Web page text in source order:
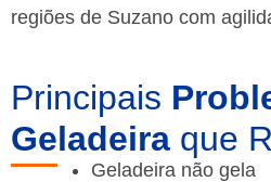
regiões de Suzano com
Principais
Geladeira que
Geladeira não gela